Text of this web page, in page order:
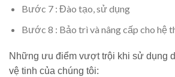
Bước 7 : Đào tạo, sử dụng
Bước 8 : Bảo trì và nâng cấp cho hệ
Những ưu điểm vượt trội khi sử dụng
vệ tinh của chúng tôi: